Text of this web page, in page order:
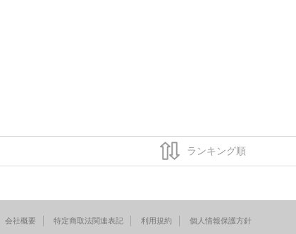
会社概要 特定商取法関連表記 利用規約 個人情報保護方針